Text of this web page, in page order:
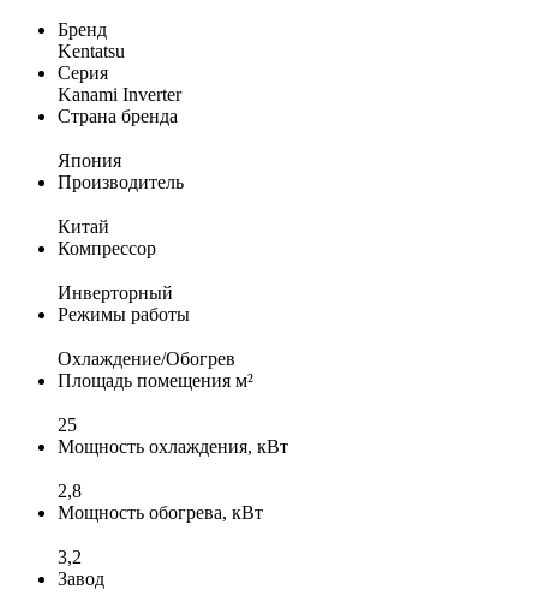
Бренд
Kentatsu
Серия
Kanami Inverter
Страна бренда
Япония
Производитель
Китай
Компрессор
Инверторный
Режимы работы
Охлаждение/Обогрев
Площадь помещения м²
25
Мощность охлаждения, кВт
2,8
Мощность обогрева, кВт
3,2
Завод